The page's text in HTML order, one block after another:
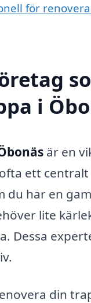
för
i
är en
ett
du har en
lite
Dessa
din